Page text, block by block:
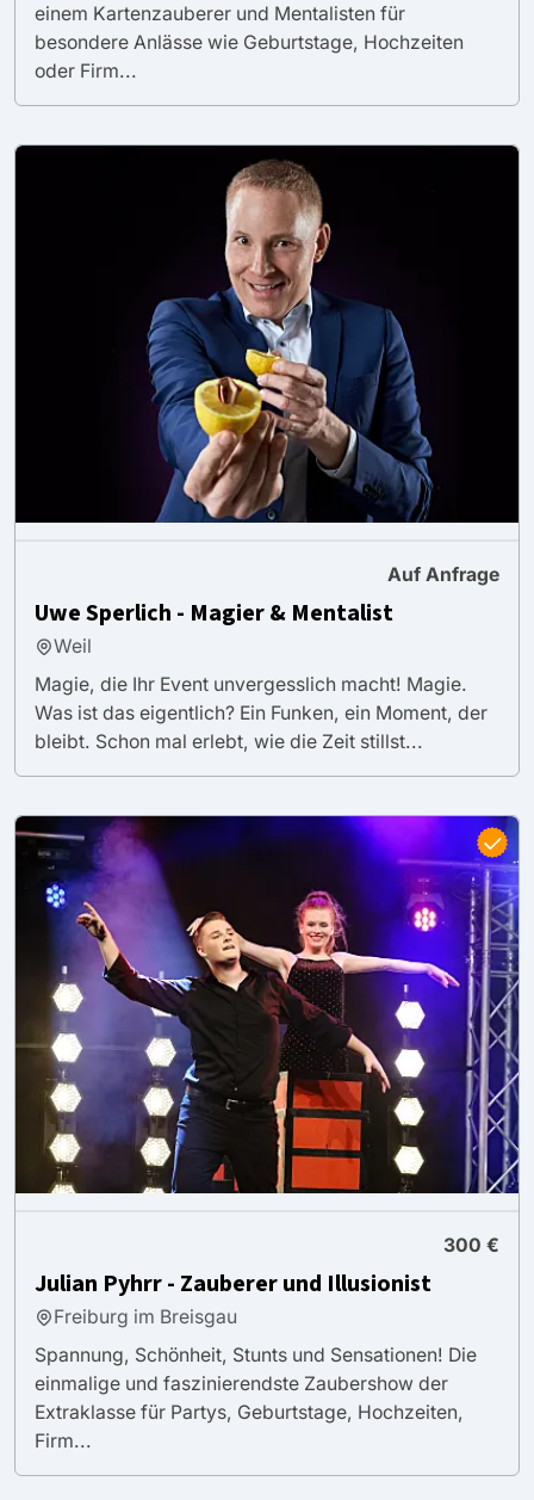
einem Kartenzauberer und Mentalisten für
besondere Anlässe wie Geburtstage, Hochzeiten
oder Firm...
Auf Anfrage
Uwe Sperlich - Magier & Mentalist
Weil
Magie, die Ihr Event unvergesslich macht! Magie.
Was ist das eigentlich? Ein Funken, ein Moment, der
bleibt. Schon mal erlebt, wie die Zeit stillst...
300 €
Julian Pyhrr - Zauberer und Illusionist
Freiburg im Breisgau
Spannung, Schönheit, Stunts und Sensationen! Die
einmalige und faszinierendste Zaubershow der
Extraklasse für Partys, Geburtstage, Hochzeiten,
Firm...